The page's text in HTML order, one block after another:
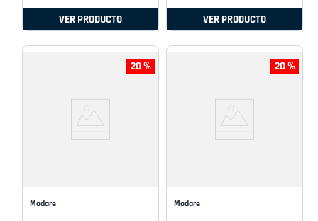
VER PRODUCTO VER PRODUCTO
20 %
Modare
20 %
Modare